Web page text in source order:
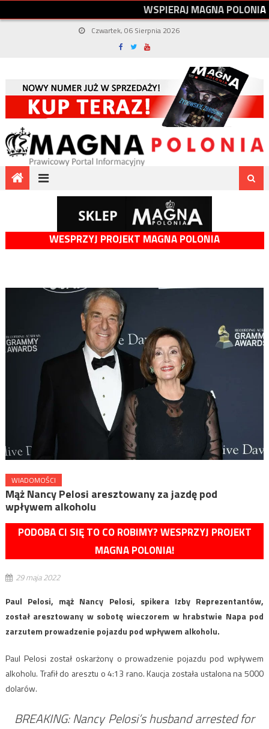
WSPIERAJMAGNAPOLONIA
Czwartek, 06 Sierpnia 2026
WESPRZYJ PROJEKT MAGNA POLONIA
WIADOMOŚCI
Mąż Nancy Pelosi aresztowany za jazdę pod
wpływem alkoholu
PODOBA CI SIĘ TO CO ROBIMY? WESPRZYJ PROJEKT
MAGNA POLONIA!
29 maja 2022
Paul Pelosi, mąż Nancy Pelosi, spikera Izby Reprezentantów,
został aresztowany w sobotę wieczorem w hrabstwie Napa pod
zarzutem prowadzenie pojazdu pod wpływem alkoholu.
Paul Pelosi został oskarżony o prowadzenie pojazdu pod wpływem
alkoholu. Trafił do aresztu o 4:13 rano. Kaucja została ustalona na 5000
dolarów.
BREAKING: Nancy Pelosi’s husband arrested for